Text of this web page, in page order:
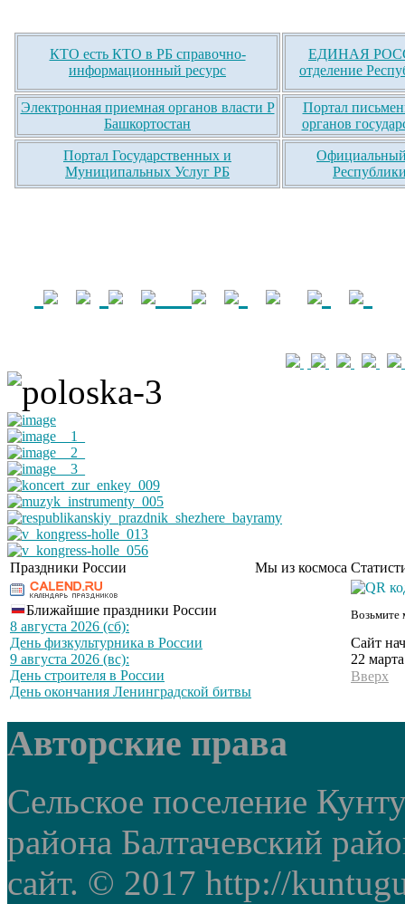
КТО есть КТО в РБ справочно-
информационный ресурс
ЕДИНАЯ
отделение
Электронная приемная органов власти Р
Башкортостан
Портал
органов
Портал Государственных и
Муниципальных Услуг РБ
Официальный
Праздники России Мы из космоса
Ближайшие праздники России
8 августа 2026 (сб):
День физкультурника в России
9 августа 2026 (вс):
День строителя в России
День окончания Ленинградской битвы
Возьмите
Сайт
22
Вверх
Авторские права
Сельское поселение
района Балтачевский
сайт. © 2017 http://